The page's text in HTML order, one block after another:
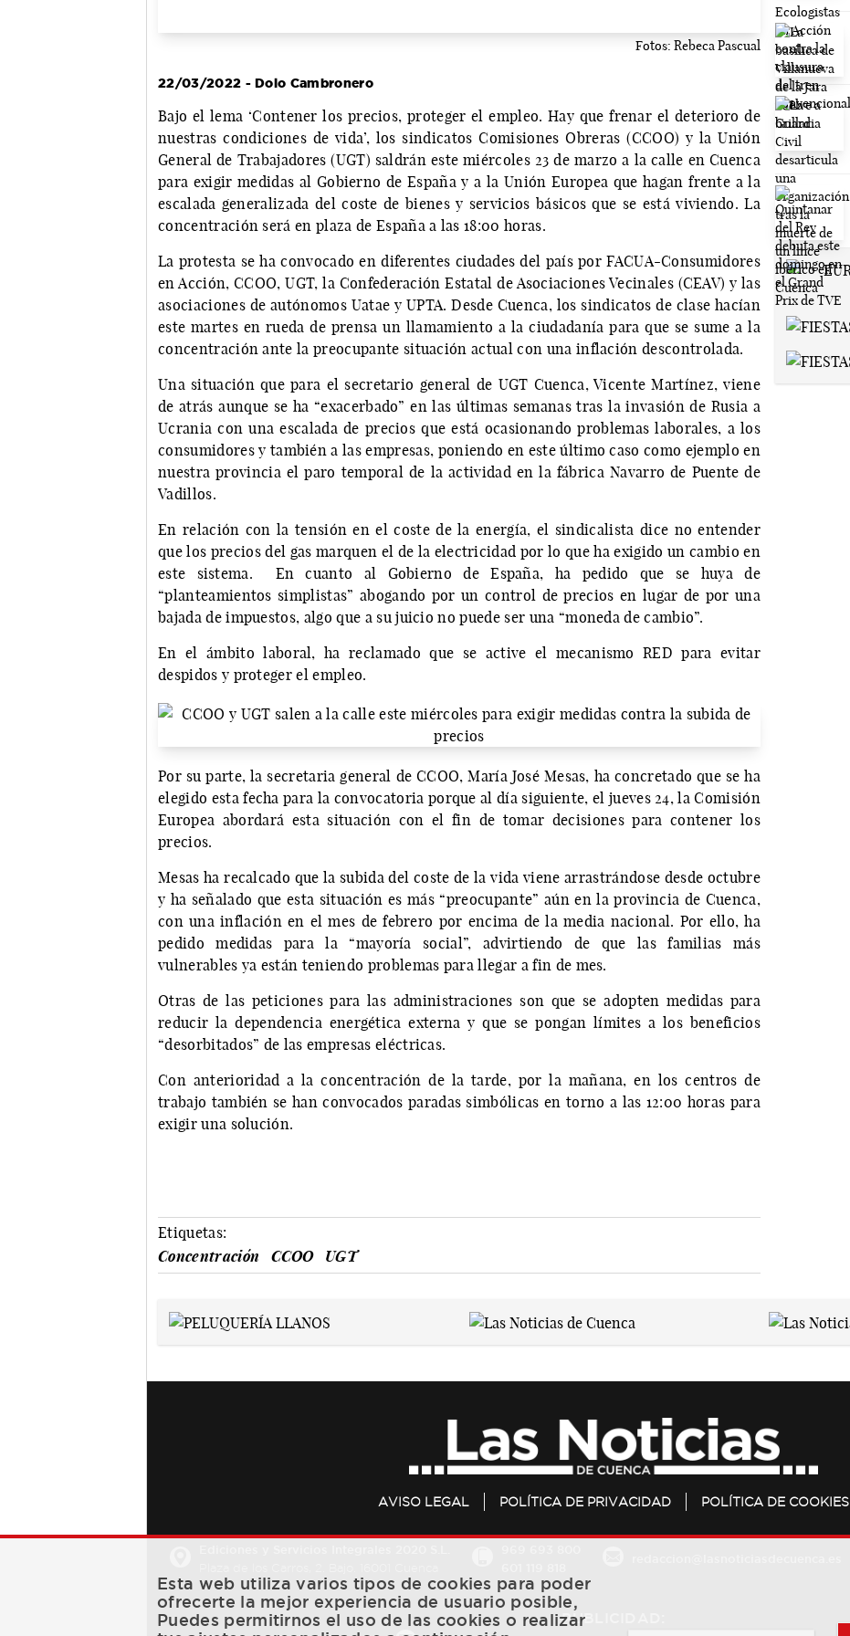
Fotos: Rebeca Pascual
22/03/2022 - Dolo Cambronero
Bajo el lema ‘Contener los precios, proteger el empleo. Hay que frenar el deterioro de
nuestras condiciones de vida’, los sindicatos Comisiones Obreras (CCOO) y la Unión
General de Trabajadores (UGT) saldrán este miércoles 23 de marzo a la calle en Cuenca
para exigir medidas al Gobierno de España y a la Unión Europea que hagan frente a la
escalada generalizada del coste de bienes y servicios básicos que se está viviendo. La
concentración será en plaza de España a las 18:00 horas.
La protesta se ha convocado en diferentes ciudades del país por FACUA-Consumidores
en Acción, CCOO, UGT, la Confederación Estatal de Asociaciones Vecinales (CEAV) y las
asociaciones de autónomos Uatae y UPTA. Desde Cuenca, los sindicatos de clase hacían
este martes en rueda de prensa un llamamiento a la ciudadanía para que se sume a la
concentración ante la preocupante situación actual con una inflación descontrolada.
Una situación que para el secretario general de UGT Cuenca, Vicente Martínez, viene
de atrás aunque se ha “exacerbado” en las últimas semanas tras la invasión de Rusia a
Ucrania con una escalada de precios que está ocasionando problemas laborales, a los
consumidores y también a las empresas, poniendo en este último caso como ejemplo en
nuestra provincia el paro temporal de la actividad en la fábrica Navarro de Puente de
Vadillos.
En relación con la tensión en el coste de la energía, el sindicalista dice no entender
que los precios del gas marquen el de la electricidad por lo que ha exigido un cambio en
este sistema. En cuanto al Gobierno de España, ha pedido que se huya de
“planteamientos simplistas” abogando por un control de precios en lugar de por una
bajada de impuestos, algo que a su juicio no puede ser una “moneda de cambio”.
En el ámbito laboral, ha reclamado que se active el mecanismo RED para evitar
despidos y proteger el empleo.
Por su parte, la secretaria general de CCOO, María José Mesas, ha concretado que se ha
elegido esta fecha para la convocatoria porque al día siguiente, el jueves 24, la Comisión
Europea abordará esta situación con el fin de tomar decisiones para contener los
precios.
Mesas ha recalcado que la subida del coste de la vida viene arrastrándose desde octubre
y ha señalado que esta situación es más “preocupante” aún en la provincia de Cuenca,
con una inflación en el mes de febrero por encima de la media nacional. Por ello, ha
pedido medidas para la “mayoría social”, advirtiendo de que las familias más
vulnerables ya están teniendo problemas para llegar a fin de mes.
Otras de las peticiones para las administraciones son que se adopten medidas para
reducir la dependencia energética externa y que se pongan límites a los beneficios
“desorbitados” de las empresas eléctricas.
Con anterioridad a la concentración de la tarde, por la mañana, en los centros de
trabajo también se han convocados paradas simbólicas en torno a las 12:00 horas para
exigir una solución.
Etiquetas:
Concentración
CCOO UGT
AVISO LEGAL POLÍTICA DE PRIVACIDAD POLÍTICA DE COOKIES
PUBLICIDAD:
Esta web utiliza varios tipos de cookies para poder
ofrecerte la mejor experiencia de usuario posible,
Puedes permitirnos el uso de las cookies o realizar